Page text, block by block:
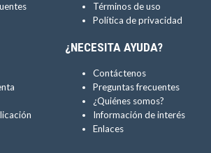
Términos de uso
Política de privacidad
¿NECESITA AYUDA?
Contáctenos
Preguntas frecuentes
¿Quiénes somos?
Información de interés
Enlaces